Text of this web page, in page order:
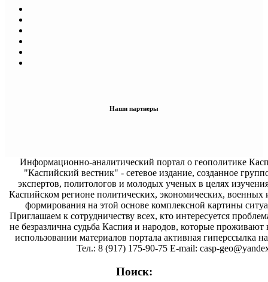
Наши партнеры
Информационно-аналитический портал о геополитике
"Каспийский вестник" - сетевое издание, созданное
экспертов, политологов и молодых ученых в целях
Каспийском регионе политических, экономических, военных
формирования на этой основе комплексной картины
Приглашаем к сотрудничеству всех, кто интересуется
не безразлична судьба Каспия и народов, которые проживают
использовании материалов портала активная гиперссылка на
Тел.: 8 (917) 175-90-75 E-mail: casp-
Поиск: